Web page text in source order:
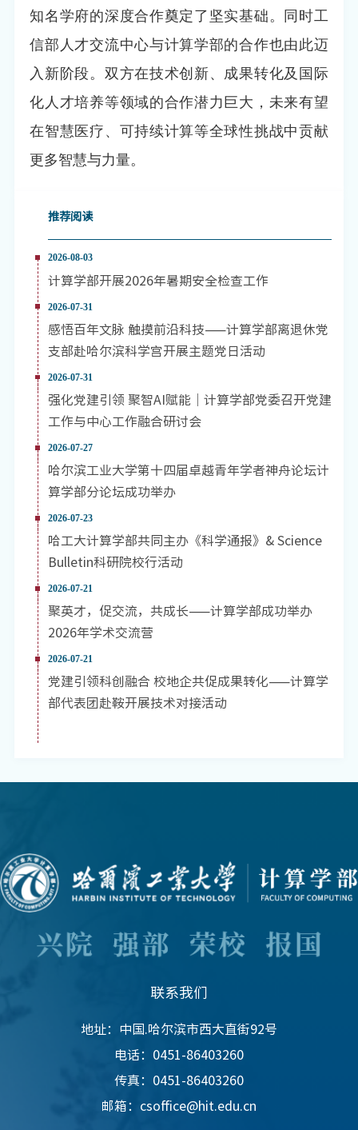
知名学府的深度合作奠定了坚实基础。同时工
信部人才交流中心与计算学部的合作也由此迈
入新阶段。双方在技术创新、成果转化及国际
化人才培养等领域的合作潜力巨大，未来有望
在智慧医疗、可持续计算等全球性挑战中贡献
更多智慧与力量。
推荐阅读
2026-08-03
计算学部开展2026年暑期安全检查工作
2026-07-31
感悟百年文脉 触摸前沿科技——计算学部离退休党
支部赴哈尔滨科学宫开展主题党日活动
2026-07-31
强化党建引领 聚智AI赋能｜计算学部党委召开党建
工作与中心工作融合研讨会
2026-07-27
哈尔滨工业大学第十四届卓越青年学者神舟论坛计
算学部分论坛成功举办
2026-07-23
哈工大计算学部共同主办《科学通报》& Science
Bulletin科研院校行活动
2026-07-21
聚英才，促交流，共成长——计算学部成功举办
2026年学术交流营
2026-07-21
党建引领科创融合 校地企共促成果转化——计算学
部代表团赴鞍开展技术对接活动
联系我们
地址：中国.哈尔滨市西大直街92号
电话：0451-86403260
传真：0451-86403260
邮箱：csoffice@hit.edu.cn